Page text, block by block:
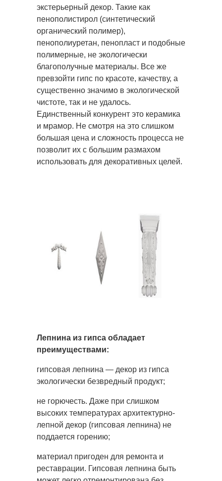
экстерьерный декор. Такие как
пенополистирол (синтетический
органический полимер),
пенополиуретан, пенопласт и подобные
полимерные, не экологически
благополучные материалы. Все же
превзойти гипс по красоте, качеству, а
существенно значимо в экологической
чистоте, так и не удалось.
Единственный конкурент это керамика
и мрамор. Не смотря на это слишком
большая цена и сложность процесса не
позволит их с большим размахом
использовать для декоративных целей.
Лепнина из гипса обладает
преимуществами:
гипсовая лепнина — декор из гипса
экологически безвредный продукт;
не горючесть. Даже при слишком
высоких температурах архитектурно-
лепной декор (гипсовая лепнина) не
поддается горению;
материал пригоден для ремонта и
реставрации. Гипсовая лепнина быть